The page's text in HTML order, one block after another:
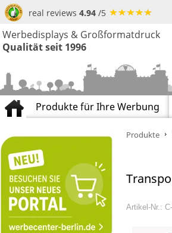
real reviews 4.94 /5
Werbedisplays & Großformatdruck
Qualität seit 1996
Produkte für Ihre Werbung
Produkte
Artikel-Nr.: